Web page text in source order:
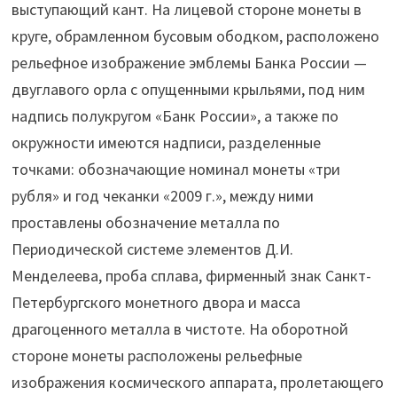
выступающий кант. На лицевой стороне монеты в
круге, обрамленном бусовым ободком, расположено
рельефное изображение эмблемы Банка России —
двуглавого орла с опущенными крыльями, под ним
надпись полукругом «Банк России», а также по
окружности имеются надписи, разделенные
точками: обозначающие номинал монеты «три
рубля» и год чеканки «2009 г.», между ними
проставлены обозначение металла по
Периодической системе элементов Д.И.
Менделеева, проба сплава, фирменный знак Санкт-
Петербургского монетного двора и масса
драгоценного металла в чистоте. На оборотной
стороне монеты расположены рельефные
изображения космического аппарата, пролетающего